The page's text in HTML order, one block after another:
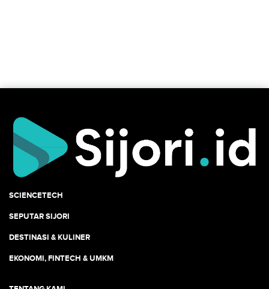
SCIENCETECH
SEPUTAR SIJORI
DESTINASI & KULINER
EKONOMI, FINTECH & UMKM